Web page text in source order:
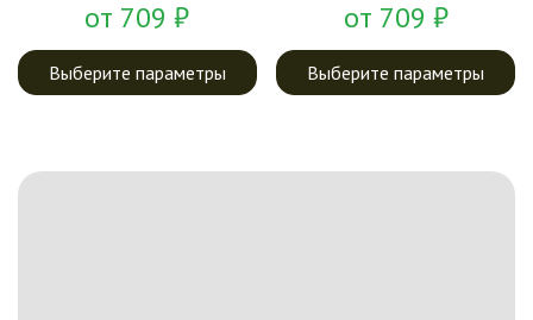
от 709₽
Выберите параметры
от 709 ₽
Выберите параметры